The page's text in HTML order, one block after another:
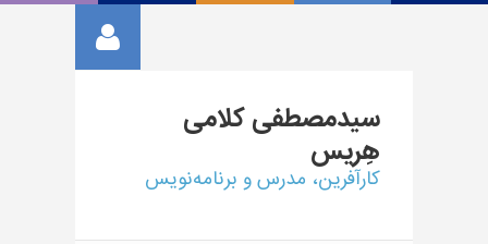
سیدمصطفیکلامی
هِریس
کارآفرین، مدرس و برنامه‌نویس